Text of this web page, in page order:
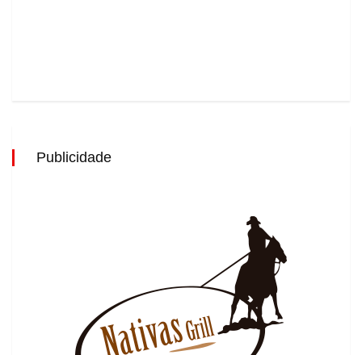
Publicidade